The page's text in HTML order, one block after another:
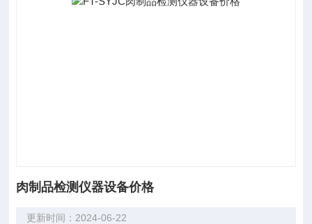
肉制品检测仪器设备价格
更新时间：2024-06-22